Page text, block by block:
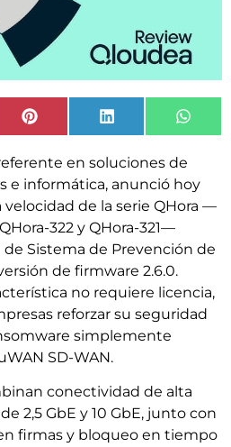
Pinterest LinkedIn
en soluciones de
e informática, anunció hoy
de la serie QHora —
322 y QHora-321—
Sistema de Prevención de
de firmware 2.6.0.
no requiere licencia,
reforzar su seguridad
simplemente
SD-WAN.
conectividad de alta
2,5 GbE y 10 GbE, junto con
firmas y bloqueo en tiempo